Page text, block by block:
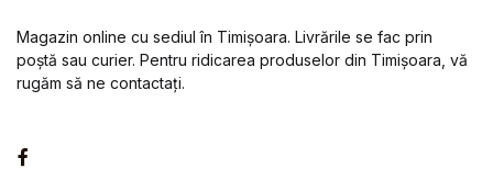
Magazin online cu sediul în Timișoara. Livrările se fac prin
poștă sau curier. Pentru ridicarea produselor din Timișoara, vă
rugăm să ne contactați.